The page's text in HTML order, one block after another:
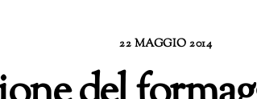
22 MAGGIO 2014